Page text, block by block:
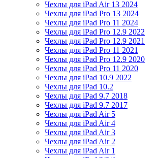
Чехлы для iPad Air 13 2024
Чехлы для iPad Pro 13 2024
Чехлы для iPad Pro 11 2024
Чехлы для iPad Pro 12.9 2022
Чехлы для iPad Pro 12.9 2021
Чехлы для iPad Pro 11 2021
Чехлы для iPad Pro 12.9 2020
Чехлы для iPad Pro 11 2020
Чехлы для iPad 10.9 2022
Чехлы для iPad 10.2
Чехлы для iPad 9.7 2018
Чехлы для iPad 9.7 2017
Чехлы для iPad Air 5
Чехлы для iPad Air 4
Чехлы для iPad Air 3
Чехлы для iPad Air 2
Чехлы для iPad Air 1